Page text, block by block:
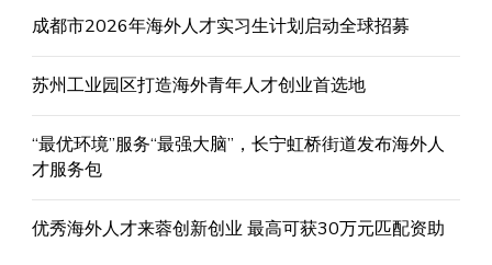
成都市2026年海外人才实习生计划启动全球招募
苏州工业园区打造海外青年人才创业首选地
“最优环境”服务“最强大脑”，长宁虹桥街道发布海外人
才服务包
优秀海外人才来蓉创新创业 最高可获30万元匹配资助